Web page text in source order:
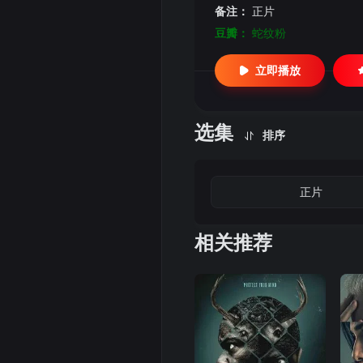
备注： 正片
豆瓣： 蛇纹粉
立即播放
选集 排序
正片
相关推荐